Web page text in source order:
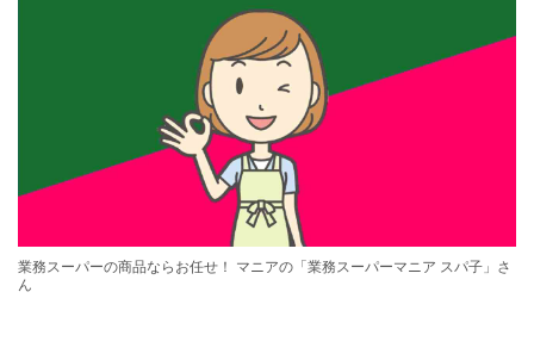
業務スーパーの商品ならお任せ！ マニアの「業務スーパーマニア スパ子」さ
ん